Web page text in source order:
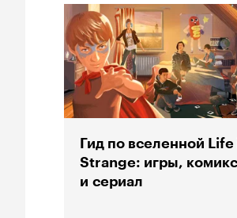
Гид по вселенной Life
Strange: игры,
и сериал